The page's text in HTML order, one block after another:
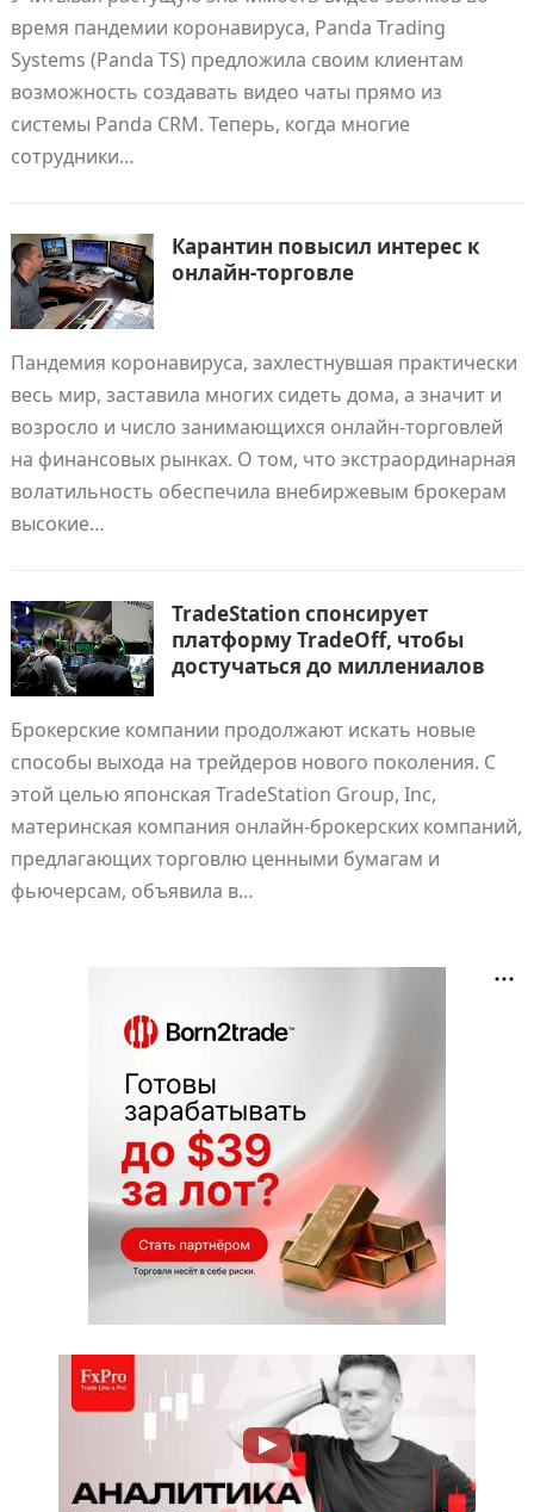
время пандемии коронавируса, Panda Trading
Systems (Panda TS) предложила своим клиентам
возможность создавать видео чаты прямо из
системы Panda CRM. Теперь, когда многие
сотрудники…
Карантин повысил интерес к
онлайн-торговле
Пандемия коронавируса, захлестнувшая практически
весь мир, заставила многих сидеть дома, а значит и
возросло и число занимающихся онлайн-торговлей
на финансовых рынках. О том, что экстраординарная
волатильность обеспечила внебиржевым брокерам
высокие…
TradeStation спонсирует
платформу TradeOff, чтобы
достучаться до миллениалов
Брокерские компании продолжают искать новые
способы выхода на трейдеров нового поколения. С
этой целью японская TradeStation Group, Inc,
материнская компания онлайн-брокерских компаний,
предлагающих торговлю ценными бумагам и
фьючерсам, объявила в…